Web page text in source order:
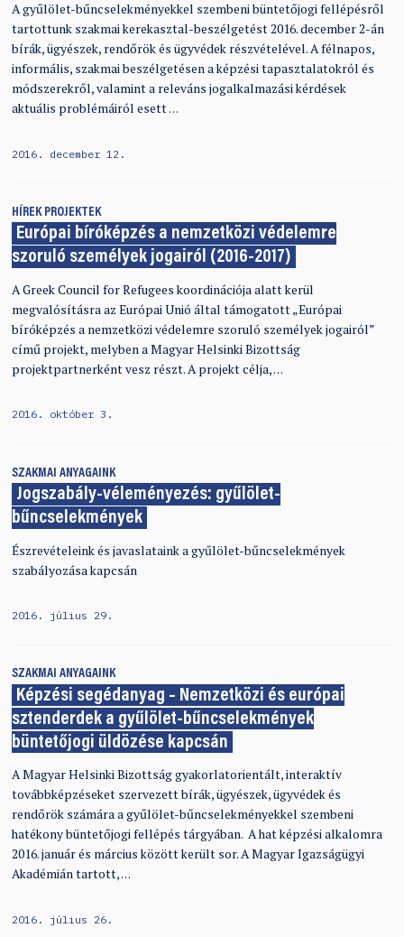
A gyűlölet-bűncselekményekkel szembeni büntetőjogi fellépésről
tartottunk szakmai kerekasztal-beszélgetést 2016. december 2-án
bírák, ügyészek, rendőrök és ügyvédek részvételével. A félnapos,
informális, szakmai beszélgetésen a képzési tapasztalatokról és
módszerekről, valamint a releváns jogalkalmazási kérdések
aktuális problémáiról esett …
2016. december 12.
HÍREK PROJEKTEK
Európai bíróképzés a nemzetközi védelemre
szoruló személyek jogairól (2016-2017)
A Greek Council for Refugees koordinációja alatt kerül
megvalósításra az Európai Unió által támogatott „Európai
bíróképzés a nemzetközi védelemre szoruló személyek jogairól”
című projekt, melyben a Magyar Helsinki Bizottság
projektpartnerként vesz részt. A projekt célja, …
2016. október 3.
SZAKMAI ANYAGAINK
Jogszabály-véleményezés: gyűlölet-
bűncselekmények
Észrevételeink és javaslataink a gyűlölet-bűncselekmények
szabályozása kapcsán
2016. július 29.
SZAKMAI ANYAGAINK
Képzési segédanyag – Nemzetközi és európai
sztenderdek a gyűlölet-bűncselekmények
büntetőjogi üldözése kapcsán
A Magyar Helsinki Bizottság gyakorlatorientált, interaktív
továbbképzéseket szervezett bírák, ügyészek, ügyvédek és
rendőrök számára a gyűlölet-bűncselekményekkel szembeni
hatékony büntetőjogi fellépés tárgyában. A hat képzési alkalomra
2016. január és március között került sor. A Magyar Igazságügyi
Akadémián tartott, …
2016. július 26.